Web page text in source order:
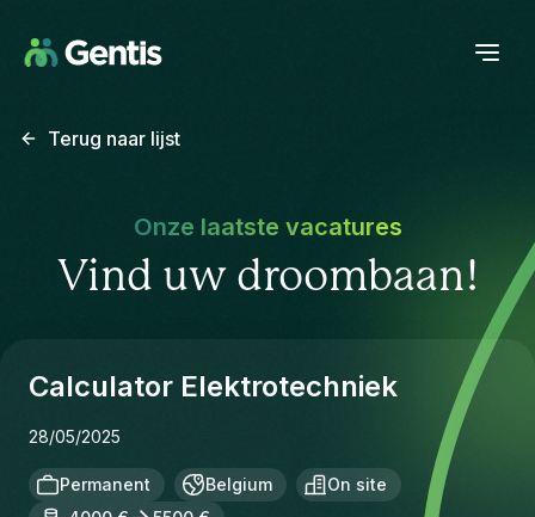
Terug naar lijst
Onze laatste vacatures
Vind uw droombaan!
Calculator Elektrotechniek
28/05/2025
Permanent Belgium
On site